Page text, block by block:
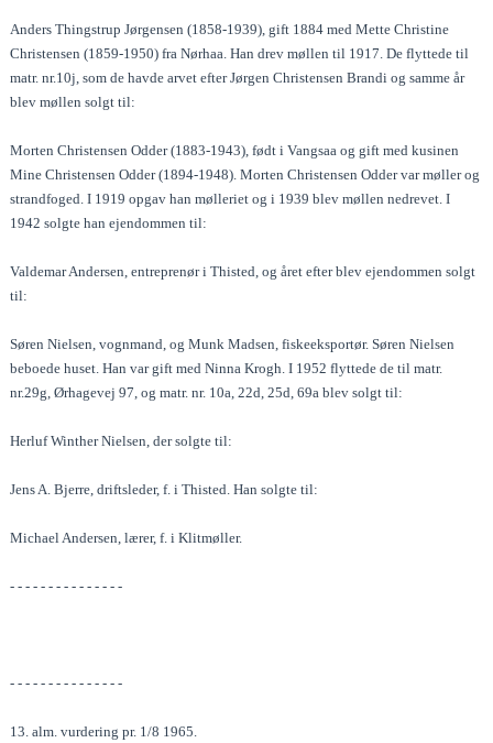
Anders Thingstrup Jørgensen (1858-1939), gift 1884 med Mette Christine
Christensen (1859-1950) fra Nørhaa. Han drev møllen til 1917. De flyttede til
matr. nr.10j, som de havde arvet efter Jørgen Christensen Brandi og samme år
blev møllen solgt til:
Morten Christensen Odder (1883-1943), født i Vangsaa og gift med kusinen
Mine Christensen Odder (1894-1948). Morten Christensen Odder var møller og
strandfoged. I 1919 opgav han mølleriet og i 1939 blev møllen nedrevet. I
1942 solgte han ejendommen til:
Valdemar Andersen, entreprenør i Thisted, og året efter blev ejendommen solgt
til:
Søren Nielsen, vognmand, og Munk Madsen, fiskeeksportør. Søren Nielsen
beboede huset. Han var gift med Ninna Krogh. I 1952 flyttede de til matr.
nr.29g, Ørhagevej 97, og matr. nr. 10a, 22d, 25d, 69a blev solgt til:
Herluf Winther Nielsen, der solgte til:
Jens A. Bjerre, driftsleder, f. i Thisted. Han solgte til:
Michael Andersen, lærer, f. i Klitmøller.
- - - - - - - - - - - - - - -
- - - - - - - - - - - - - - -
13. alm. vurdering pr. 1/8 1965.